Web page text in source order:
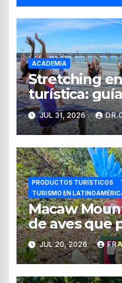
ACADEMIA
Stretching
turística:
crear
bienestar en
JUL 31, 2026
PRODUCTOS TURÍSTICOS
TURISMO EN
Macaw
de aves que
guacamaya
JUL 20, 2026